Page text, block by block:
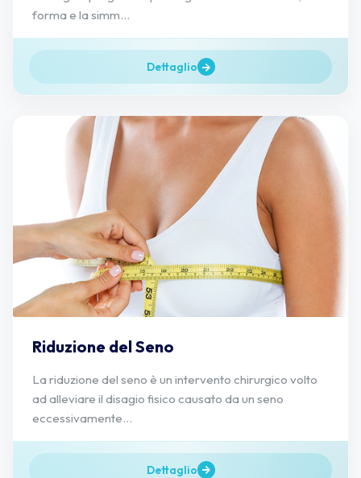
forma e la simm...
Dettaglio
Riduzione del Seno
La riduzione del seno è un intervento chirurgico volto
ad alleviare il disagio fisico causato da un seno
eccessivamente...
Dettaglio